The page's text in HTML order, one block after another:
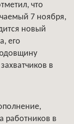
что
7 ноября,
новый
его
в
работников в